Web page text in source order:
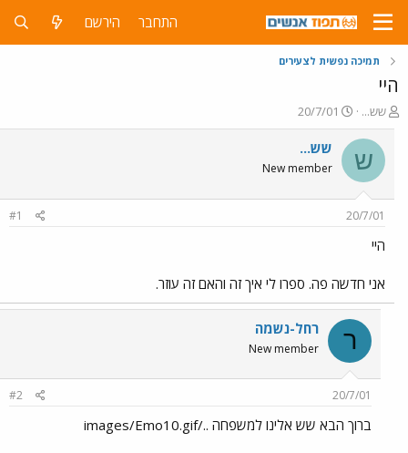
התחבר הירשם
תמיכה נפשית לצעירים
היי
פ
ו
ת
ח
ה
ש
א
שש...
פ
ו
20/7/01
ש שש...
New member
20/7/01
#1
היי
אני חדשה פה. ספרו לי איך זה והאם זה עוזר.
ר רחל-נשמה
New member
20/7/01
#2
ברוך הבא שש אלינו למשפחה ../images/Emo10.gif